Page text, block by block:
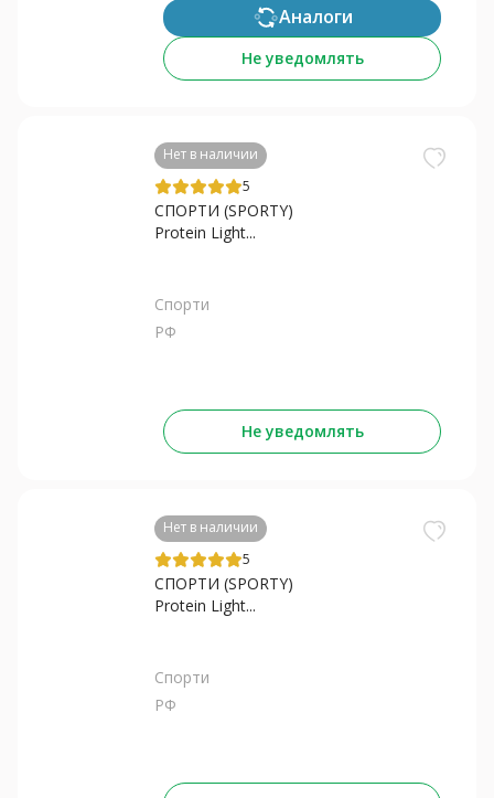
Аналоги
Не уведомлять
Нет в наличии
5
СПОРТИ (SPORTY)
Protein Light...
Спорти
РФ
Не уведомлять
Нет в наличии
5
СПОРТИ (SPORTY)
Protein Light...
Спорти
РФ